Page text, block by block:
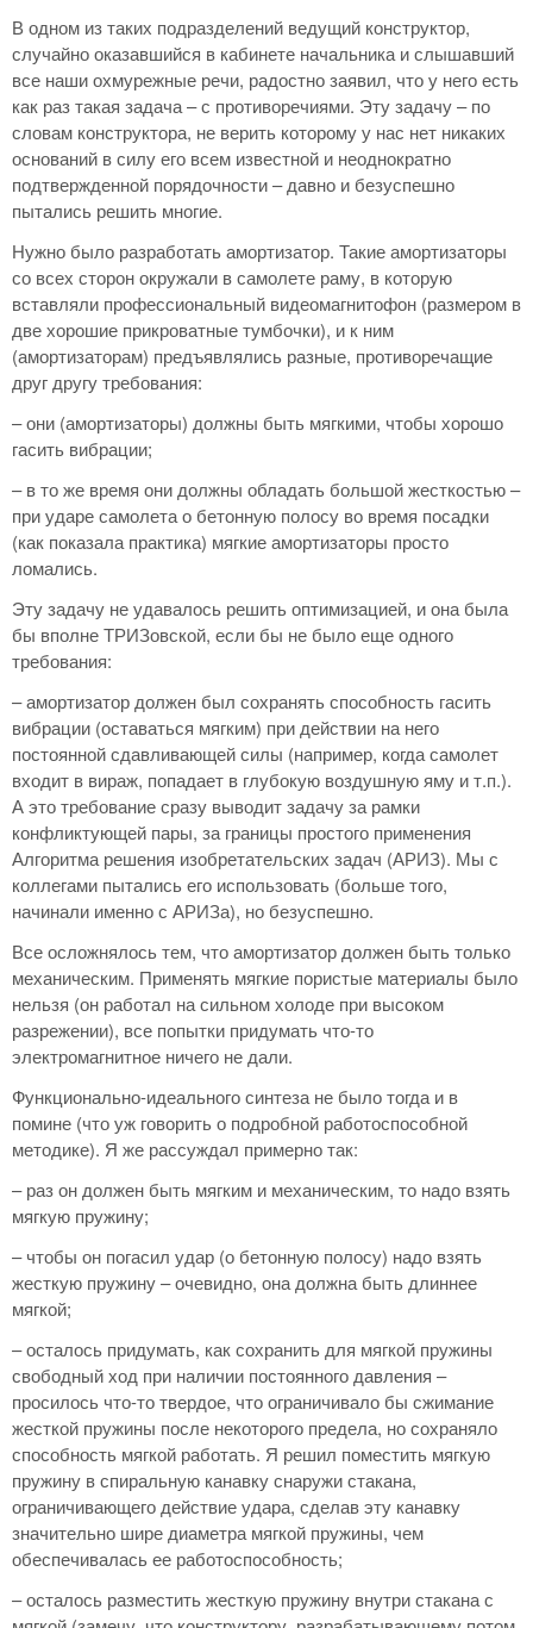
В одном из таких подразделений ведущий конструктор,
случайно оказавшийся в кабинете начальника и слышавший
все наши охмурежные речи, радостно заявил, что у него есть
как раз такая задача – с противоречиями. Эту задачу – по
словам конструктора, не верить которому у нас нет никаких
оснований в силу его всем известной и неоднократно
подтвержденной порядочности – давно и безуспешно
пытались решить многие.
Нужно было разработать амортизатор. Такие амортизаторы
со всех сторон окружали в самолете раму, в которую
вставляли профессиональный видеомагнитофон (размером в
две хорошие прикроватные тумбочки), и к ним
(амортизаторам) предъявлялись разные, противоречащие
друг другу требования:
– они (амортизаторы) должны быть мягкими, чтобы хорошо
гасить вибрации;
– в то же время они должны обладать большой жесткостью –
при ударе самолета о бетонную полосу во время посадки
(как показала практика) мягкие амортизаторы просто
ломались.
Эту задачу не удавалось решить оптимизацией, и она была
бы вполне ТРИЗовской, если бы не было еще одного
требования:
– амортизатор должен был сохранять способность гасить
вибрации (оставаться мягким) при действии на него
постоянной сдавливающей силы (например, когда самолет
входит в вираж, попадает в глубокую воздушную яму и т.п.).
А это требование сразу выводит задачу за рамки
конфликтующей пары, за границы простого применения
Алгоритма решения изобретательских задач (АРИЗ). Мы с
коллегами пытались его использовать (больше того,
начинали именно с АРИЗа), но безуспешно.
Все осложнялось тем, что амортизатор должен быть только
механическим. Применять мягкие пористые материалы было
нельзя (он работал на сильном холоде при высоком
разрежении), все попытки придумать что-то
электромагнитное ничего не дали.
Функционально-идеального синтеза не было тогда и в
помине (что уж говорить о подробной работоспособной
методике). Я же рассуждал примерно так:
– раз он должен быть мягким и механическим, то надо взять
мягкую пружину;
– чтобы он погасил удар (о бетонную полосу) надо взять
жесткую пружину – очевидно, она должна быть длиннее
мягкой;
– осталось придумать, как сохранить для мягкой пружины
свободный ход при наличии постоянного давления –
просилось что-то твердое, что ограничивало бы сжимание
жесткой пружины после некоторого предела, но сохраняло
способность мягкой работать. Я решил поместить мягкую
пружину в спиральную канавку снаружи стакана,
ограничивающего действие удара, сделав эту канавку
значительно шире диаметра мягкой пружины, чем
обеспечивалась ее работоспособность;
– осталось разместить жесткую пружину внутри стакана с